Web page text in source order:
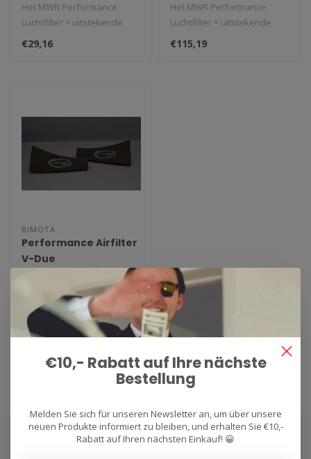
Het MWR Performance
Luchtfilter = uitstekende
prestaties en max.
bescherming. Ge..
€29,16
Het MWR Performance
Luchtfilter = uitstekende
prestaties en max.
bescherming. Ge..
€115,19
BIMOTA
Performance Airfilter
V-Due
Het MWR Performance
Luchtfilter = uitstekende
prestaties en max.
€77,26
€10,- Rabatt auf Ihre nächste
Bestellung
Melden Sie sich für unseren Newsletter an, um über unsere
neuen Produkte informiert zu bleiben, und erhalten Sie €10,-
Rabatt auf Ihren nächsten Einkauf! 😀